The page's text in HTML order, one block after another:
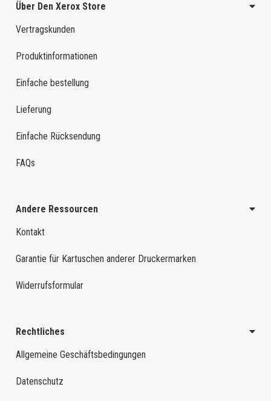
Über Den Xerox Store
Vertragskunden
Produktinformationen
Einfache bestellung
Lieferung
Einfache Rücksendung
FAQs
Andere Ressourcen
Kontakt
Garantie für Kartuschen anderer Druckermarken
Widerrufsformular
Rechtliches
Allgemeine Geschäftsbedingungen
Datenschutz